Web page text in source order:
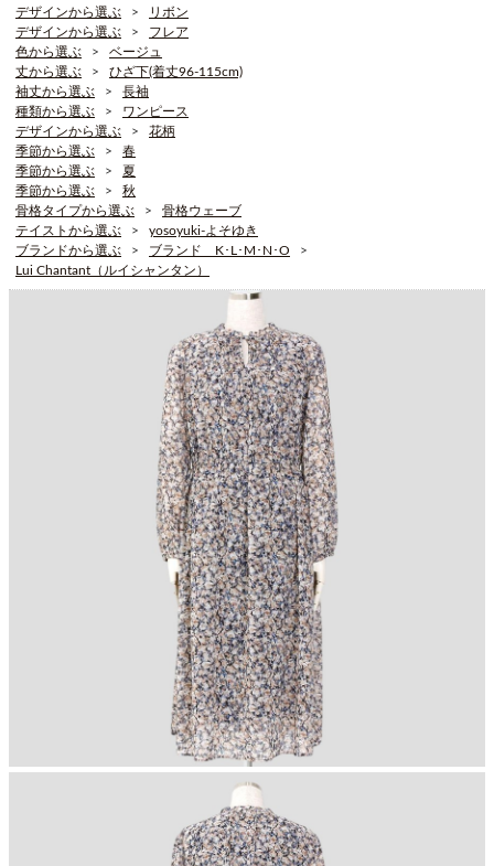
デザインから選ぶ
リボン
デザインから選ぶ
フレア
色から選ぶ
ベージュ
丈から選ぶ
ひざ下(着丈96-115cm)
袖丈から選ぶ
長袖
種類から選ぶ
ワンピース
デザインから選ぶ
花柄
季節から選ぶ
春
季節から選ぶ
夏
季節から選ぶ
秋
骨格タイプから選ぶ
骨格ウェーブ
テイストから選ぶ
yosoyuki-よそゆき
ブランドから選ぶ
ブランド K･L･M･N･O
Lui Chantant（ルイシャンタン）